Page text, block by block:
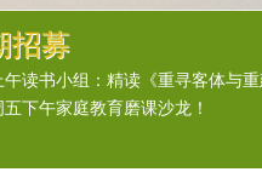
招募
午读书小组：精读《重寻客体与重
下午家庭教育磨课沙龙！